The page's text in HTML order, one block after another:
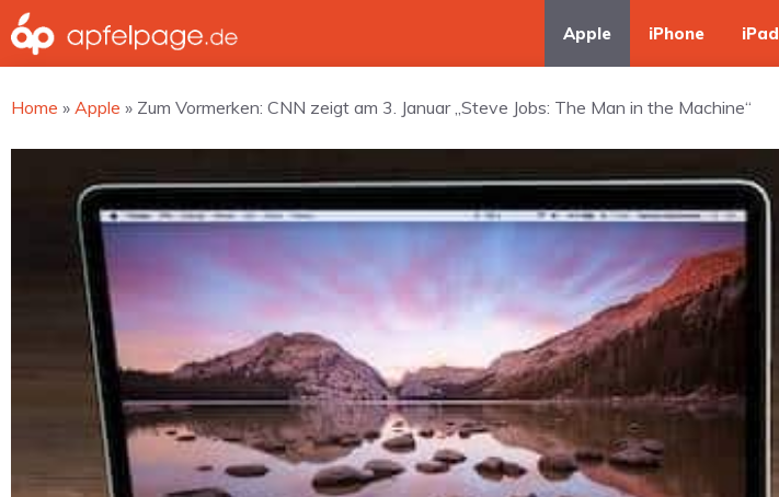
Zum
Inhalt
springen
Apple iPhone iPad
Home » Apple » Zum Vormerken: CNN zeigt am 3. Januar „Steve Jobs: The Man in the Machine“